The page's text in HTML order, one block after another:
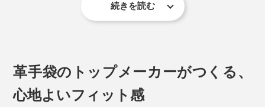
『tet.（テト）』の手袋のなかでも、2016年から販売が
味わいが増す革素材と、伝統的なデザインの組み合わせ
は、毎冬、愛用するのが楽しみになります。
続きを読む
革手袋のトップメーカーがつくる、
心地よいフィット感